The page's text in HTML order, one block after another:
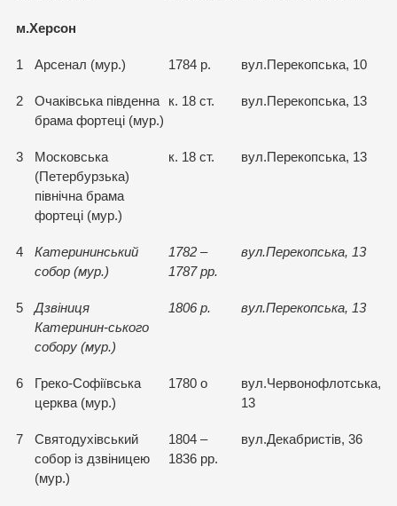
м.Херсон
1 Арсенал (мур.) 1784 р. вул.Перекопська, 10
2
Очаківська південна
брама фортеці (мур.)
к. 18 ст. вул.Перекопська, 13
3
Московська
(Петербурзька)
північна брама
фортеці (мур.)
к. 18 ст. вул.Перекопська, 13
4
Катерининський
собор (мур.)
1782 –
1787 рр.
вул.Перекопська, 13
5
Дзвіниця
Катеринин-ського
собору (мур.)
1806 р. вул.Перекопська, 13
6
Греко-Софіївська
церква (мур.)
1780 о
вул.Червонофлотська,
13
7
Святодухівський
собор із дзвіницею
(мур.)
1804 –
1836 рр.
вул.Декабристів, 36